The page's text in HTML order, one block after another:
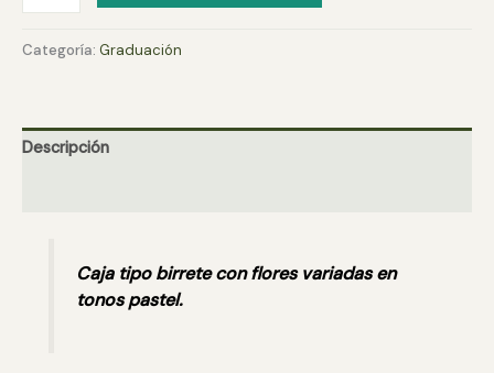
Lily
Categoría: Graduación
Descripción
Caja tipo birrete con flores variadas en
tonos pastel.